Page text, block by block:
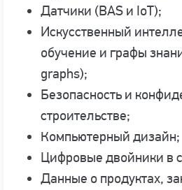
Датчики (BAS и IoT);
Искусственный
обучение и графы
graphs);
Безопасность и
строительстве;
Компьютерный дизайн;
Цифровые двойники в
Данные о продуктах,